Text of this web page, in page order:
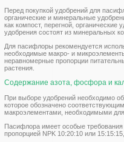
Перед покупкой удобрений для
органические и минеральные
как компост, перегной,
удобрения состоят из минеральных
Для пасифлоры рекомендуется
необходимые макро- и
неравномерные пропорции
растения.
Содержание азота, фосфора и
При выборе удобрений необходимо
которое обозначено
макроэлементами, необходимыми для
Пасифлора имеет особые
пропорцией NPK 10:20:10 или